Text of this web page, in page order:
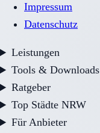
Impressum
Datenschutz
Leistungen
Tools & Downloads
Ratgeber
Top Städte NRW
Für Anbieter